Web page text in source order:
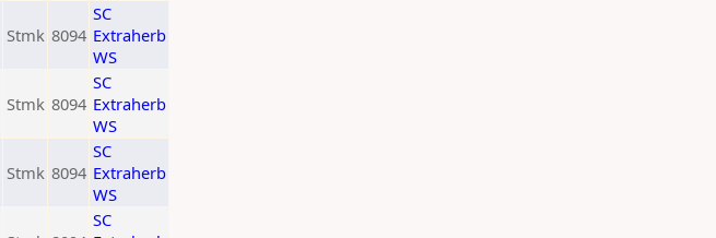
Stmk 8094
SC
Extraherb
WS
Stmk 8094
SC
Extraherb
WS
Stmk 8094
SC
Extraherb
WS
SC